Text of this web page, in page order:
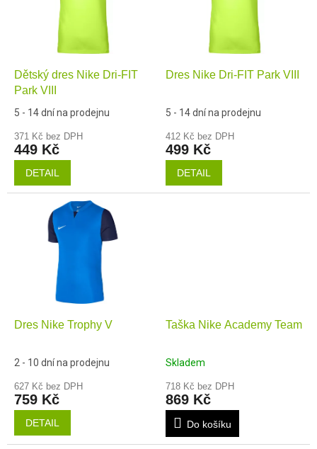
Dětský dres Nike Dri-FIT
Park VIII
5 - 14 dní na prodejnu
371 Kč bez DPH
449 Kč
DETAIL
Dres Nike Dri-FIT Park VIII
5 - 14 dní na prodejnu
412 Kč bez DPH
499 Kč
DETAIL
Dres Nike Trophy V
2 - 10 dní na prodejnu
627 Kč bez DPH
759 Kč
DETAIL
Taška Nike Academy Team
Skladem
718 Kč bez DPH
869 Kč
Do košíku